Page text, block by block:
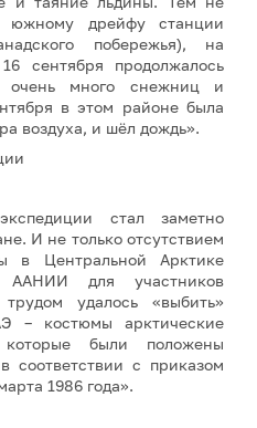
южному дрейфу станции
побережья), на
сентября продолжалось
очень много снежниц и
в этом районе была
воздуха, и шёл дождь».
стал заметно
И не только отсутствием
в Центральной Арктике
для участников
удалось «выбить»
– костюмы арктические
были положены
соответствии с приказом
1986 года».